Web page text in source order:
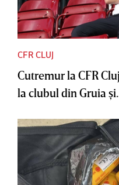
CFR CLUJ
Cutremur la CFR
la clubul din Gruia